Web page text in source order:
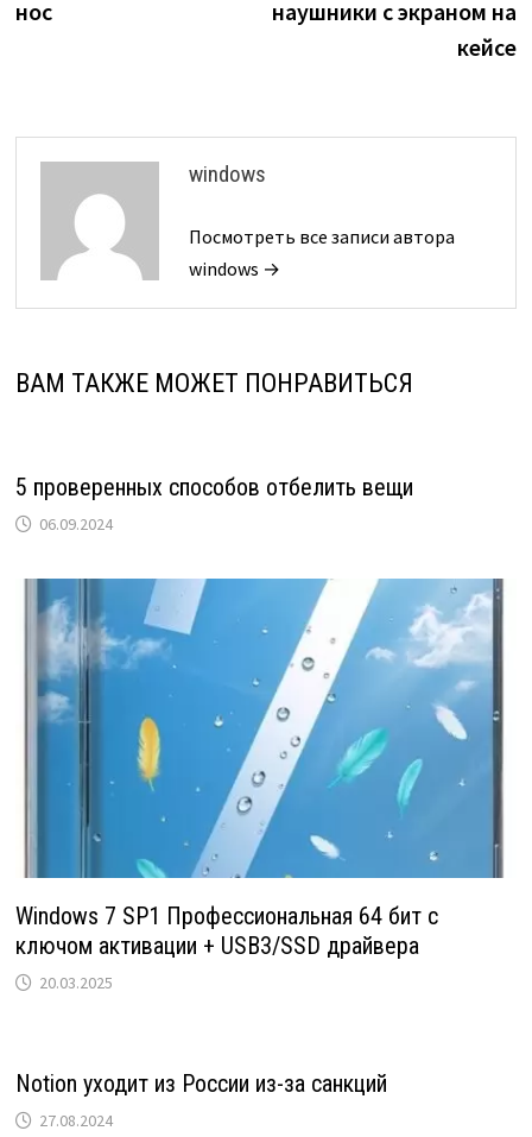
нос
наушники с экраном на
кейсе
windows
Посмотреть все записи автора
windows →
ВАМ ТАКЖЕ МОЖЕТ ПОНРАВИТЬСЯ
5 проверенных способов отбелить вещи
06.09.2024
Windows 7 SP1 Профессиональная 64 бит с
ключом активации + USB3/SSD драйвера
20.03.2025
Notion уходит из России из-за санкций
27.08.2024